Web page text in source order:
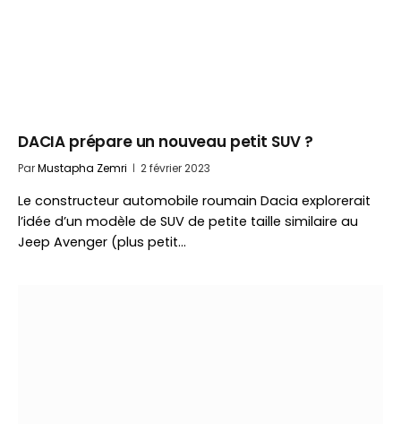
DACIA prépare un nouveau petit SUV ?
ParMustapha Zemri 2 février 2023
Le constructeur automobile roumain Dacia explorerait
l’idée d’un modèle de SUV de petite taille similaire au
Jeep Avenger (plus petit…